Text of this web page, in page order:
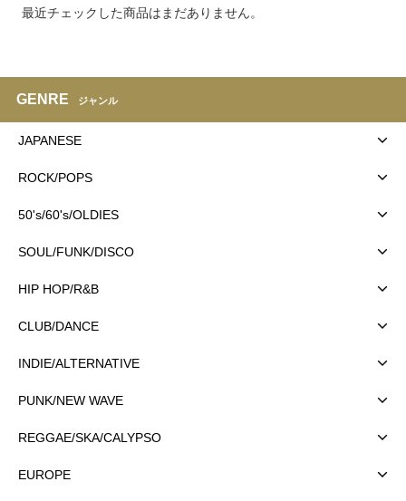
最近チェックした商品はまだありません。
GENRE ジャンル
JAPANESE
ROCK/POPS
50's/60's/OLDIES
SOUL/FUNK/DISCO
HIP HOP/R&B
CLUB/DANCE
INDIE/ALTERNATIVE
PUNK/NEW WAVE
REGGAE/SKA/CALYPSO
EUROPE